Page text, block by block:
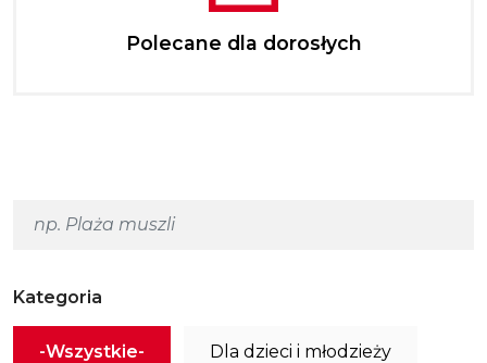
Polecane dla dorosłych
Kategoria
-Wszystkie- Dla dzieci i młodzieży